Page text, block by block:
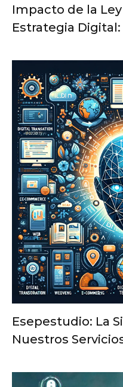
Impacto de la
Estrategia
Esepestudio: La
Nuestros